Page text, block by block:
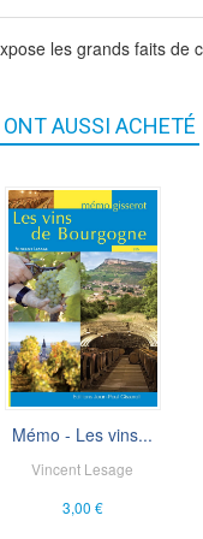
les grands faits de
La Bourgogne
Pierre Boucaud
14,00 €
ONT AUSSI ACHETÉ
Mémo - Les vins...
Vincent Lesage
3,00 €